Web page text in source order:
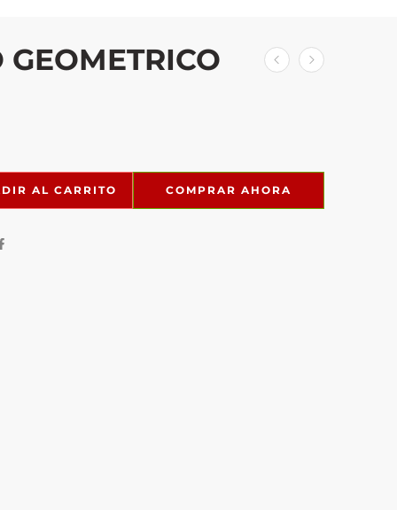
GEOMETRICO
AL CARRITO COMPRAR AHORA